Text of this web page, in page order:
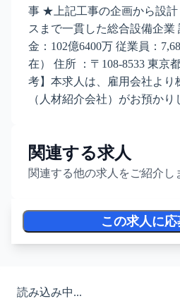
事 ★上記工事の企画から設計
スまで一貫した総合設備企業
金：102億6400万 従業員：
在） 住所 ：〒108-8533 東京
考】本求人は、雇用会社より
（人材紹介会社）がお預かり
関連する求人
関連する他の求人をご紹介し
この求人に
読み込み中...